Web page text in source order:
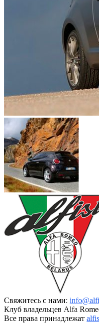
Свяжитесь с нами:
Клуб владельцев Alfa
Все права принадлежат